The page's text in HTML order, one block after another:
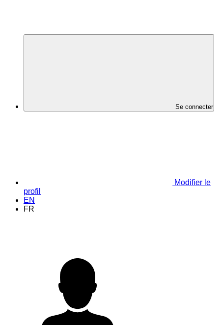
Se connecter
Modifier le
profil
EN
FR